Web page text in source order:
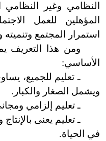
النظامي وغير النظامي
المؤهلين للعمل
استمرار المجتمع
ومن هذا التعريف
الأساسي:
ـ تعليم للجميع،
ويشمل الصغار والكبار.
ـ تعليم إلزامي
ـ تعليم يعنى
في الحياة.